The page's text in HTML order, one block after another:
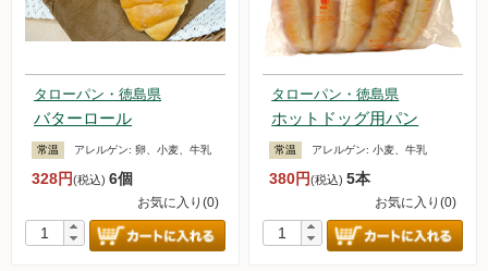
タローパン・徳島県
バターロール
常温 アレルゲン: 卵、小麦、牛乳
328円(税込) 6個
お気に入り(0)
タローパン・徳島県
ホットドッグ用パン
常温 アレルゲン:小麦、牛乳
380円(税込)5本
お気に入り(0)